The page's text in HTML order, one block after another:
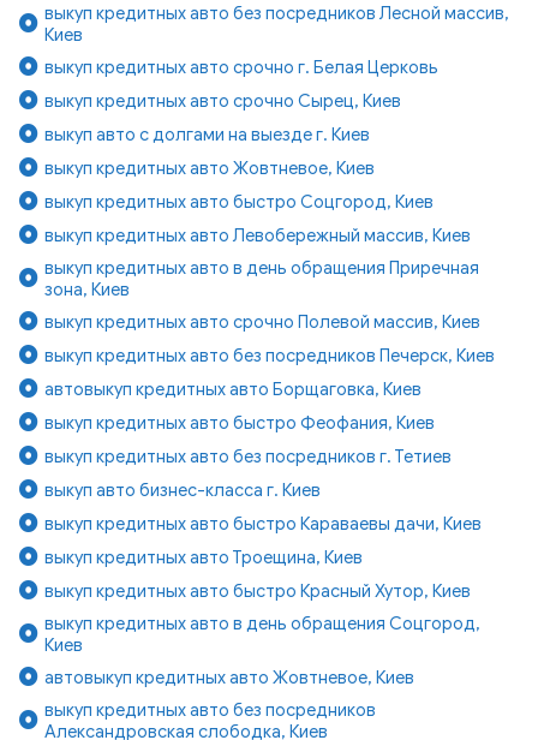
выкуп кредитных авто без посредников Лесной массив,
Киев
выкуп кредитных авто срочно г. Белая Церковь
выкуп кредитных авто срочно Сырец, Киев
выкуп авто с долгами на выезде г. Киев
выкуп кредитных авто Жовтневое, Киев
выкуп кредитных авто быстро Соцгород, Киев
выкуп кредитных авто Левобережный массив, Киев
выкуп кредитных авто в день обращения Приречная
зона, Киев
выкуп кредитных авто срочно Полевой массив, Киев
выкуп кредитных авто без посредников Печерск, Киев
автовыкуп кредитных авто Борщаговка, Киев
выкуп кредитных авто быстро Феофания, Киев
выкуп кредитных авто без посредников г. Тетиев
выкуп авто бизнес-класса г. Киев
выкуп кредитных авто быстро Караваевы дачи, Киев
выкуп кредитных авто Троещина, Киев
выкуп кредитных авто быстро Красный Хутор, Киев
выкуп кредитных авто в день обращения Соцгород,
Киев
автовыкуп кредитных авто Жовтневое, Киев
выкуп кредитных авто без посредников
Александровская слободка, Киев